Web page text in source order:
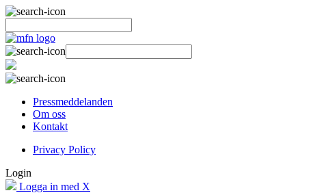
Pressmeddelanden
Om oss
Kontakt
Privacy Policy
Login
Logga in med X